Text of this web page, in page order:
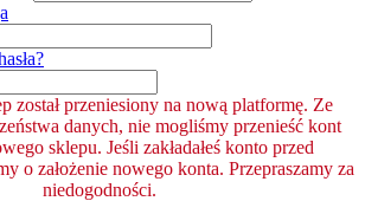
został przeniesiony na nową platformę. Ze
danych, nie mogliśmy przenieść kont
sklepu. Jeśli zakładałeś konto przed
o założenie nowego konta. Przepraszamy za
niedogodności.